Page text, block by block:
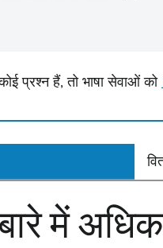
प्रश्न हैं, तो भाषा सेवाओं को
में